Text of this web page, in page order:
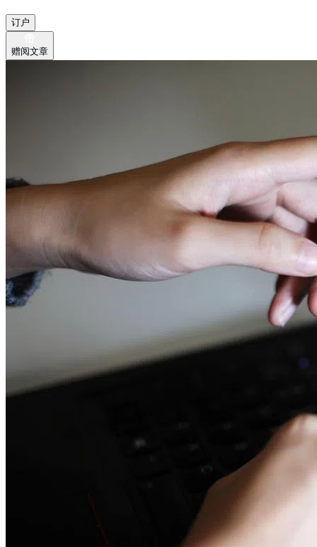
订户
赠阅文章